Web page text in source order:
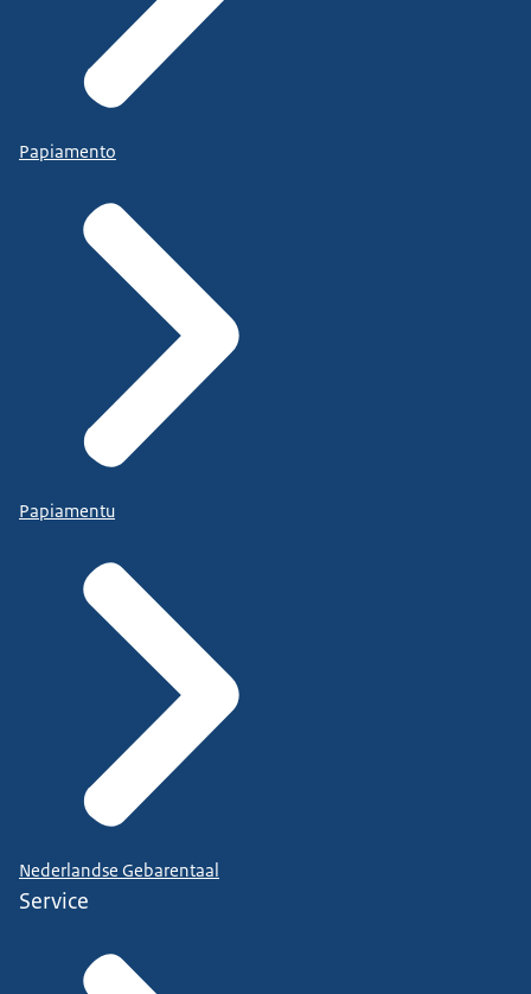
Papiamento
Papiamentu
Nederlandse Gebarentaal
Service